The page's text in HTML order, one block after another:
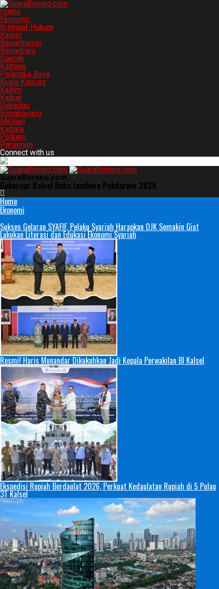
Home
Ekonomi
Kriminal-Hukum
Kalsel
Banjarmasin
Banjarbaru
Daerah
Kalteng
Palangka Raya
Kuala Kapuas
Kaltim
Kalbar
Sekadau
Bengkayang
Melawi
Kaltara
Polkam
Parlemen
Connect with us
SuaraBorneo.com
Gubernur Kalsel Buka Jambore Pokdarwis 2025
Home
Ekonomi
Sukses Gelaran SYAFIF, Pelaku Syariah Harapkan OJK Semakin Giat
Lakukan Literasi dan Edukasi Ekonomi Syariah
Resmi! Haris Munandar Dikukuhkan Jadi Kepala Perwakilan BI Kalsel
Ekspedisi Rupiah Berdaulat 2026, Perkuat Kedaulatan Rupiah di 5 Pulau
3T Kalsel